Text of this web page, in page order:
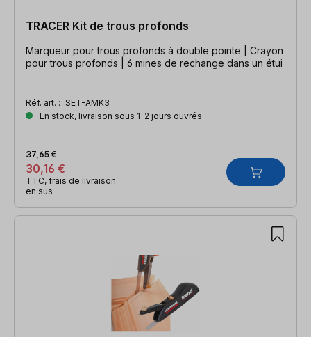
TRACER Kit de trous profonds
Marqueur pour trous profonds à double pointe | Crayon
pour trous profonds | 6 mines de rechange dans un étui
Réf. art. : SET-AMK3
En stock, livraison sous 1-2 jours ouvrés
30,16 €
37,65 €
TTC, frais de livraison
en sus